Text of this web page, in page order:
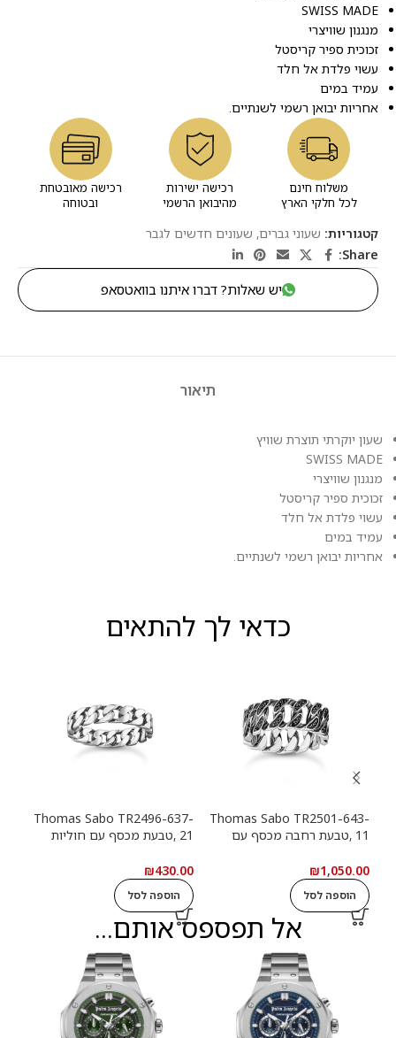
SWISS MADE
מנגנון שוויצרי
זכוכית ספיר קריסטל
עשוי פלדת אל חלד
עמיד במים
אחריות יבואן רשמי לשנתיים.
משלוח חינם
לכל חלקי הארץ
רכישה ישירות
מהיבואן הרשמי
רכישה מאובטחת
ובטוחה
קטגוריות: שעוני גברים, שעונים חדשים לגבר
Share:
יש שאלות? דברו איתנו בוואטסאפ
תיאור
שעון יוקרתי תוצרת שוויץ
SWISS MADE
מנגנון שוויצרי
זכוכית ספיר קריסטל
עשוי פלדת אל חלד
עמיד במים
אחריות יבואן רשמי לשנתיים.
כדאי לך להתאים
Thomas Sabo TR2501-643-
11 ,טבעת רחבה מכסף עם
₪1,050.00
הוספה לסל
Thomas Sabo TR2496-637-
21 ,טבעת מכסף עם חוליות
₪430.00
הוספה לסל
אל תפספס אותם...